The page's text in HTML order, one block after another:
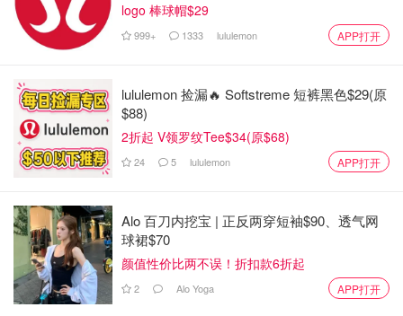
logo 棒球帽$29
999+ 1333 lululemon APP打开
lululemon 捡漏🔥 Softstreme 短裤黑色$29(原
$88)
2折起 V领罗纹Tee$34(原$68)
24 5 lululemon APP打开
Alo 百刀内挖宝 | 正反两穿短袖$90、透气网
球裙$70
颜值性价比两不误！折扣款6折起
2 Alo Yoga APP打开